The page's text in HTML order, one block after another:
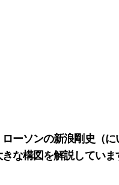
ーソンの新浪剛史（
な構図を解説していま